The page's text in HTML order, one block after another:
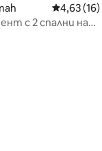
Средна
4,63 (16)
с 2 спални на